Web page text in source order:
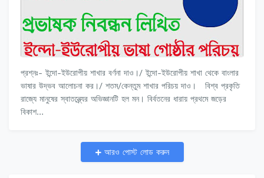
প্রশ্নঃ- ইন্দো-ইউরোপীয় শাখার বর্ণনা দাও।/ ইন্দো-ইউরোপীয় শাখা থেকে বাংলার
ভাষার উদ্ভব আলোচনা কর।/ শতম/কেন্তুম শাখার পরিচয় দাও। বিশ্ব প্রকৃতি
রাজ্যে মানুষের স্বাতন্ত্র্যের অভিজ্ঞানটি হল মন। বির্বতনের ধারায় প্রথমে জড়ের
বিকাশ…
আরও পোস্ট লোড করুন